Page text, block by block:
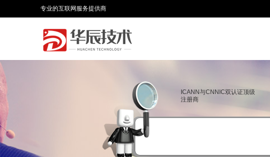
专业的互联网服务提供商
ICANN与CNNIC双认证顶级
注册商